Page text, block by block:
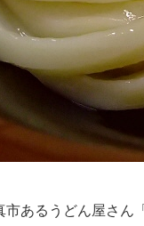
あるうどん屋さん「